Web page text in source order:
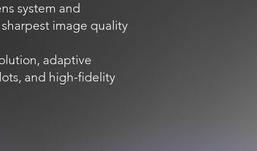
system and
image quality
adaptive
and high-fidelity